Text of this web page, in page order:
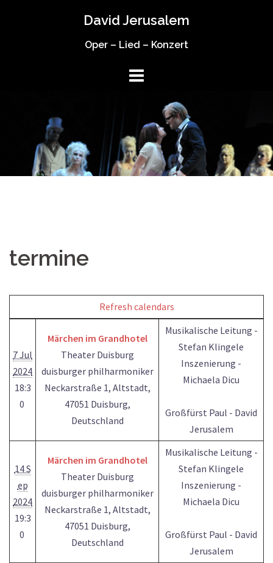
David Jerusalem
Oper – Lied – Konzert
termine
Refresh calendars
7 Jul
2024
18:3
0
Märchen im Grandhotel
Theater Duisburg
duisburger philharmoniker
Neckarstraße 1, Altstadt,
47051 Duisburg,
Deutschland
Musikalische Leitung -
Stefan Klingele
Inszenierung -
Michaela Dicu
Großfürst Paul - David
Jerusalem
14 S
ep
2024
19:3
0
Märchen im Grandhotel
Theater Duisburg
duisburger philharmoniker
Neckarstraße 1, Altstadt,
47051 Duisburg,
Deutschland
Musikalische Leitung -
Stefan Klingele
Inszenierung -
Michaela Dicu
Großfürst Paul - David
Jerusalem